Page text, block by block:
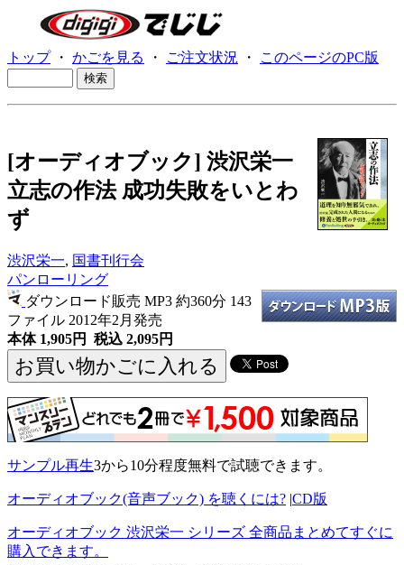
トップ・ かごを見る ・ ご注文状況 ・ このページのPC版
[オーディオブック] 渋沢栄一
立志の作法 成功失敗をいとわ
ず
渋沢栄一, 国書刊行会
パンローリング
ダウンロード販売 MP3 約360分 143
ファイル 2012年2月発売
本体 1,905円 税込 2,095円
サンプル再生3から10分程度無料で試聴できます。
オーディオブック(音声ブック) を聴くには? |CD版
オーディオブック 渋沢栄一 シリーズ 全商品まとめてすぐに
購入できます。